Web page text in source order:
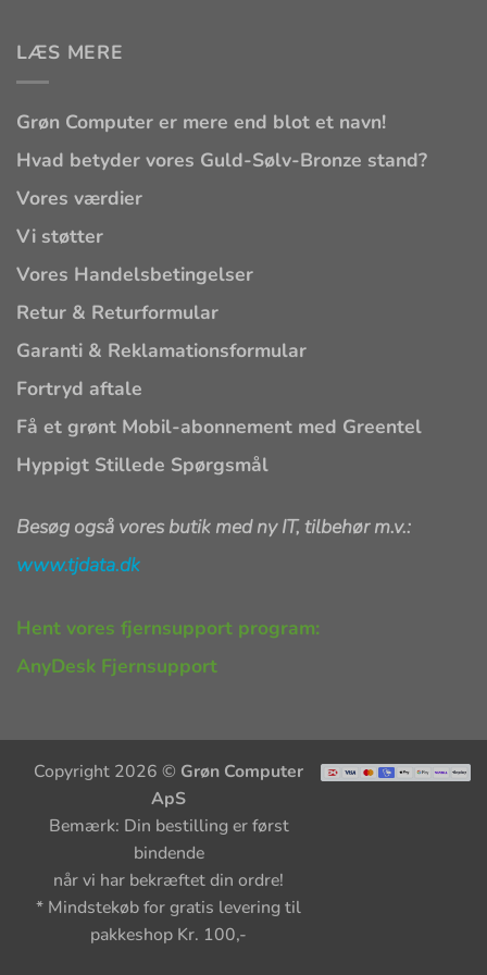
LÆS MERE
Grøn Computer er mere end blot et navn!
Hvad betyder vores Guld-Sølv-Bronze stand?
Vores værdier
Vi støtter
Vores Handelsbetingelser
Retur & Returformular
Garanti & Reklamationsformular
Fortryd aftale
Få et grønt Mobil-abonnement med Greentel
Hyppigt Stillede Spørgsmål
Besøg også vores butik med ny IT, tilbehør m.v.:
www.tjdata.dk
Hent vores fjernsupport program:
AnyDesk Fjernsupport
Copyright 2026 © Grøn Computer
ApS
Bemærk: Din bestilling er først
bindende
når vi har bekræftet din ordre!
* Mindstekøb for gratis levering til
pakkeshop Kr. 100,-